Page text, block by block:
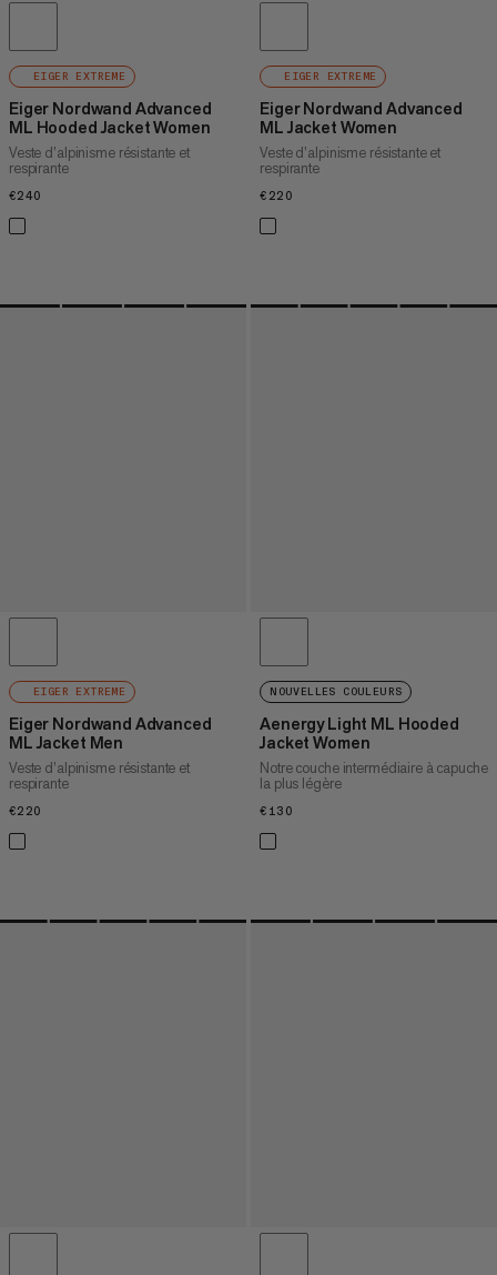
EIGER EXTREME
Eiger Nordwand Advanced
ML Hooded Jacket Women
Veste d’alpinisme résistante et
respirante
€240
EIGER EXTREME
Eiger Nordwand Advanced
ML Jacket Women
Veste d’alpinisme résistante et
respirante
€220
EIGER EXTREME
Eiger Nordwand Advanced
ML Jacket Men
Veste d’alpinisme résistante et
respirante
€220
NOUVELLES COULEURS
Aenergy Light ML Hooded
Jacket Women
Notre couche intermédiaire à capuche
la plus légère
€130